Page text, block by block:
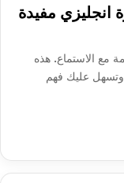
قصيرة – 30 عبارة انجليزي مفيدة
مع الاستماع. هذه
وتسهل عليك فهم